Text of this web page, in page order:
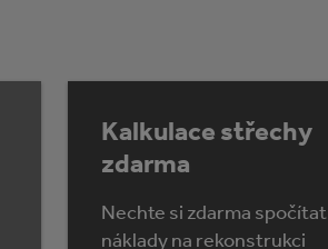
Kalkulace střechy
zdarma
Nechte si zdarma spočítat
náklady na rekonstrukci